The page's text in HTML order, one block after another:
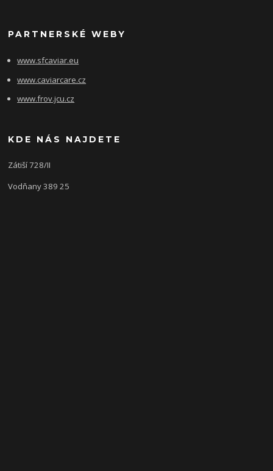
PARTNERSKÉ WEBY
www.sfcaviar.eu
www.caviarcare.cz
www.frov.jcu.cz
KDE NÁS NAJDETE
Zátiší 728/II
Vodňany 389 25